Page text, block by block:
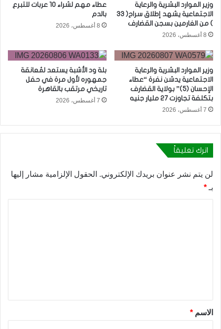
وزير الموارد البشرية والرعاية
الاجتماعية يشهد إطلاق سراح( 33
) من الغارمين بسجن القضارف
8 أغسطس، 2026
عطاء مهم لشراء 10 عربات للتبرع
بالدم
8 أغسطس، 2026
وزير الموارد البشرية والرعاية
الاجتماعية يدشن نفرة “عطاء
الإحسان (5)” بولاية القضارف
بتكلفة تجاوزت 27 مليار جنيه
7 أغسطس، 2026
بلة ود الأشبة يستعد لمُعانقة
جمهوره لأول مرة في حفل
تاريخي مرتقب بالقاهرة
7 أغسطس، 2026
اترك تعليقاً
لن يتم نشر عنوان بريدك الإلكتروني. الحقول الإلزامية مشار إليها
بـ *
*الاسم *